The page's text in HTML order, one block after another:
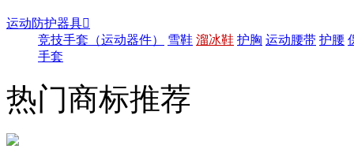
运动防护器具
竞技手套（运动器件）
雪鞋 溜冰鞋 护胸 运动腰带 护腰
手套
热门商标推荐